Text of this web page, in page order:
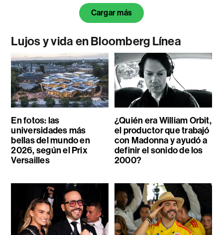
Cargar más
Lujos y vida en Bloomberg Línea
En fotos: las
universidades más
bellas del mundo en
2026, según el Prix
Versailles
¿Quién era William Orbit,
el productor que trabajó
con Madonna y ayudó a
definir el sonido de los
2000?